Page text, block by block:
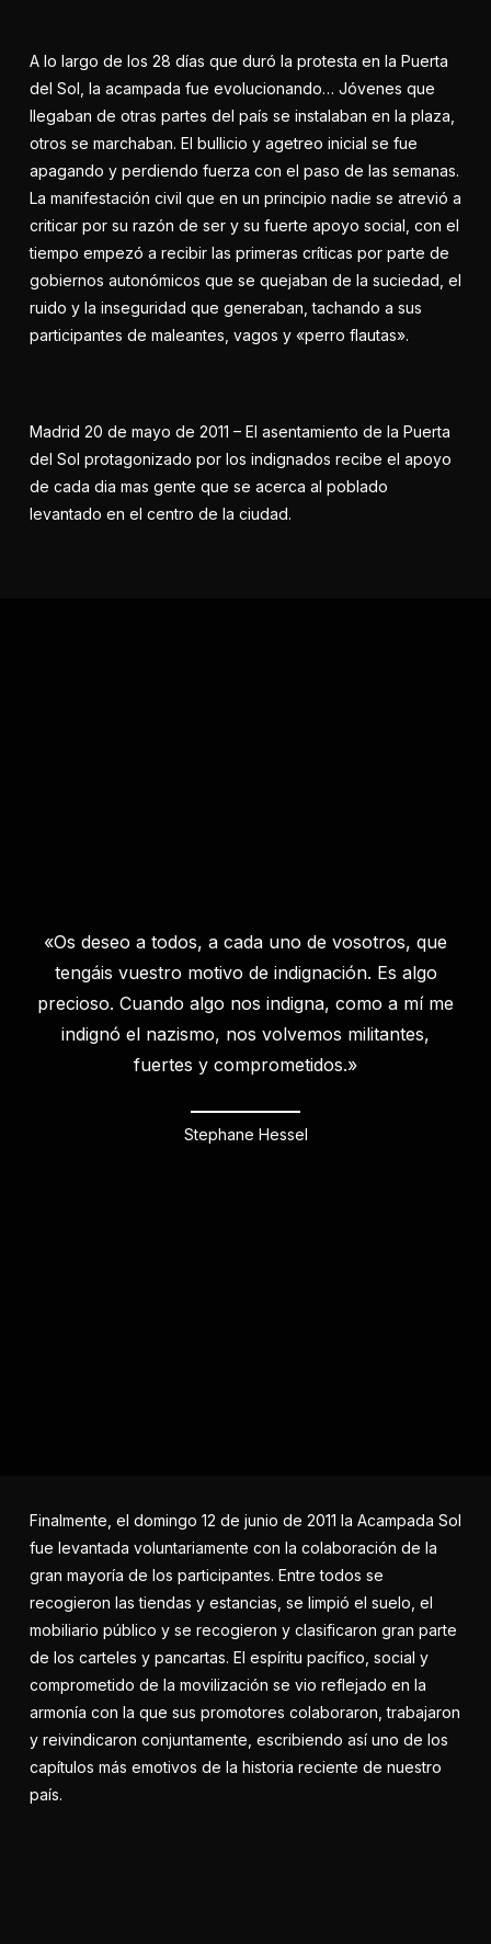
A lo largo de los 28 días que duró la protesta en la Puerta
del Sol, la acampada fue evolucionando… Jóvenes que
llegaban de otras partes del país se instalaban en la plaza,
otros se marchaban. El bullicio y agetreo inicial se fue
apagando y perdiendo fuerza con el paso de las semanas.
La manifestación civil que en un principio nadie se atrevió a
criticar por su razón de ser y su fuerte apoyo social, con el
tiempo empezó a recibir las primeras críticas por parte de
gobiernos autonómicos que se quejaban de la suciedad, el
ruido y la inseguridad que generaban, tachando a sus
participantes de maleantes, vagos y «perro flautas».
Madrid 20 de mayo de 2011 – El asentamiento de la Puerta
del Sol protagonizado por los indignados recibe el apoyo
de cada dia mas gente que se acerca al poblado
levantado en el centro de la ciudad.
«Os deseo a todos, a cada uno de vosotros, que
tengáis vuestro motivo de indignación. Es algo
precioso. Cuando algo nos indigna, como a mí me
indignó el nazismo, nos volvemos militantes,
fuertes y comprometidos.»
Stephane Hessel
Finalmente, el domingo 12 de junio de 2011 la Acampada Sol
fue levantada voluntariamente con la colaboración de la
gran mayoría de los participantes. Entre todos se
recogieron las tiendas y estancias, se limpió el suelo, el
mobiliario público y se recogieron y clasificaron gran parte
de los carteles y pancartas. El espíritu pacífico, social y
comprometido de la movilización se vio reflejado en la
armonía con la que sus promotores colaboraron, trabajaron
y reivindicaron conjuntamente, escribiendo así uno de los
capítulos más emotivos de la historia reciente de nuestro
país.